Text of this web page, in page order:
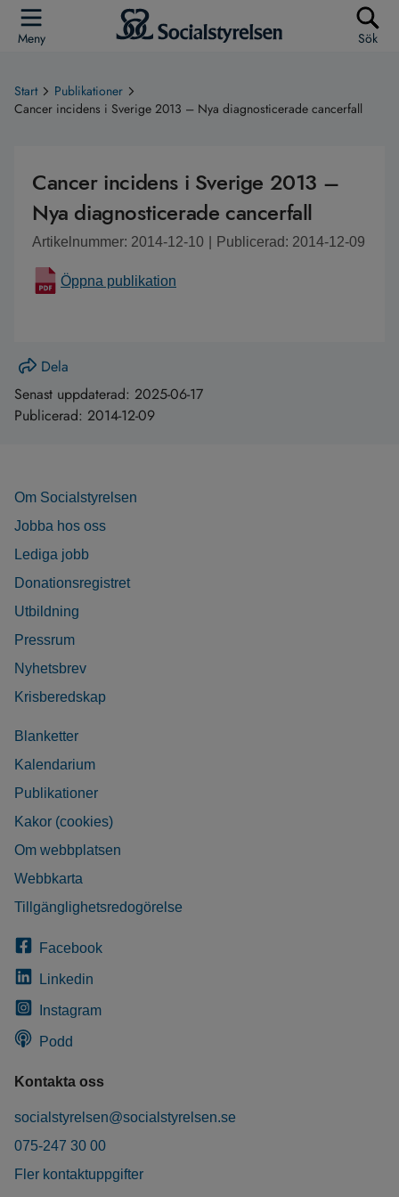
Meny Sök
Start
Publikationer
Cancer incidens i Sverige 2013 – Nya diagnosticerade cancerfall
Cancer incidens i Sverige 2013 –
Nya diagnosticerade cancerfall
Artikelnummer: 2014-12-10 Publicerad: 2014-12-09
Öppna publikation
Dela
Senast uppdaterad: 2025-06-17
Publicerad: 2014-12-09
Om Socialstyrelsen
Jobba hos oss
Lediga jobb
Donationsregistret
Utbildning
Pressrum
Nyhetsbrev
Krisberedskap
Blanketter
Kalendarium
Publikationer
Kakor (cookies)
Om webbplatsen
Webbkarta
Tillgänglighetsredogörelse
Facebook
Linkedin
Instagram
Podd
Kontakta oss
socialstyrelsen@socialstyrelsen.se
075-247 30 00
Fler kontaktuppgifter